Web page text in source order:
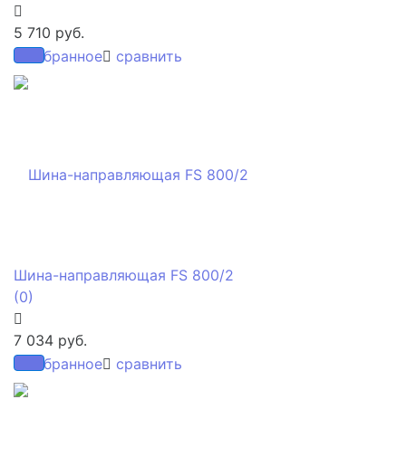
избранное сравнить
5 710 руб.
избранное сравнить
Шина-направляющая FS 800/2
(0)
7 034 руб.